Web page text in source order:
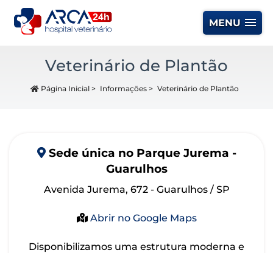
MENU
Veterinário de Plantão
Página Inicial> Informações> Veterinário de Plantão
Sede única no Parque Jurema -
Guarulhos
Avenida Jurema, 672 - Guarulhos / SP
Abrir no Google Maps
Disponibilizamos uma estrutura moderna e